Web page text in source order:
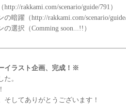
rakkami.com/scenario/guide/791）
暗躍（http://rakkami.com/scenario/
選択（Comming soon...!!）
イラスト企画、完成！※
。
してありがとうございます！